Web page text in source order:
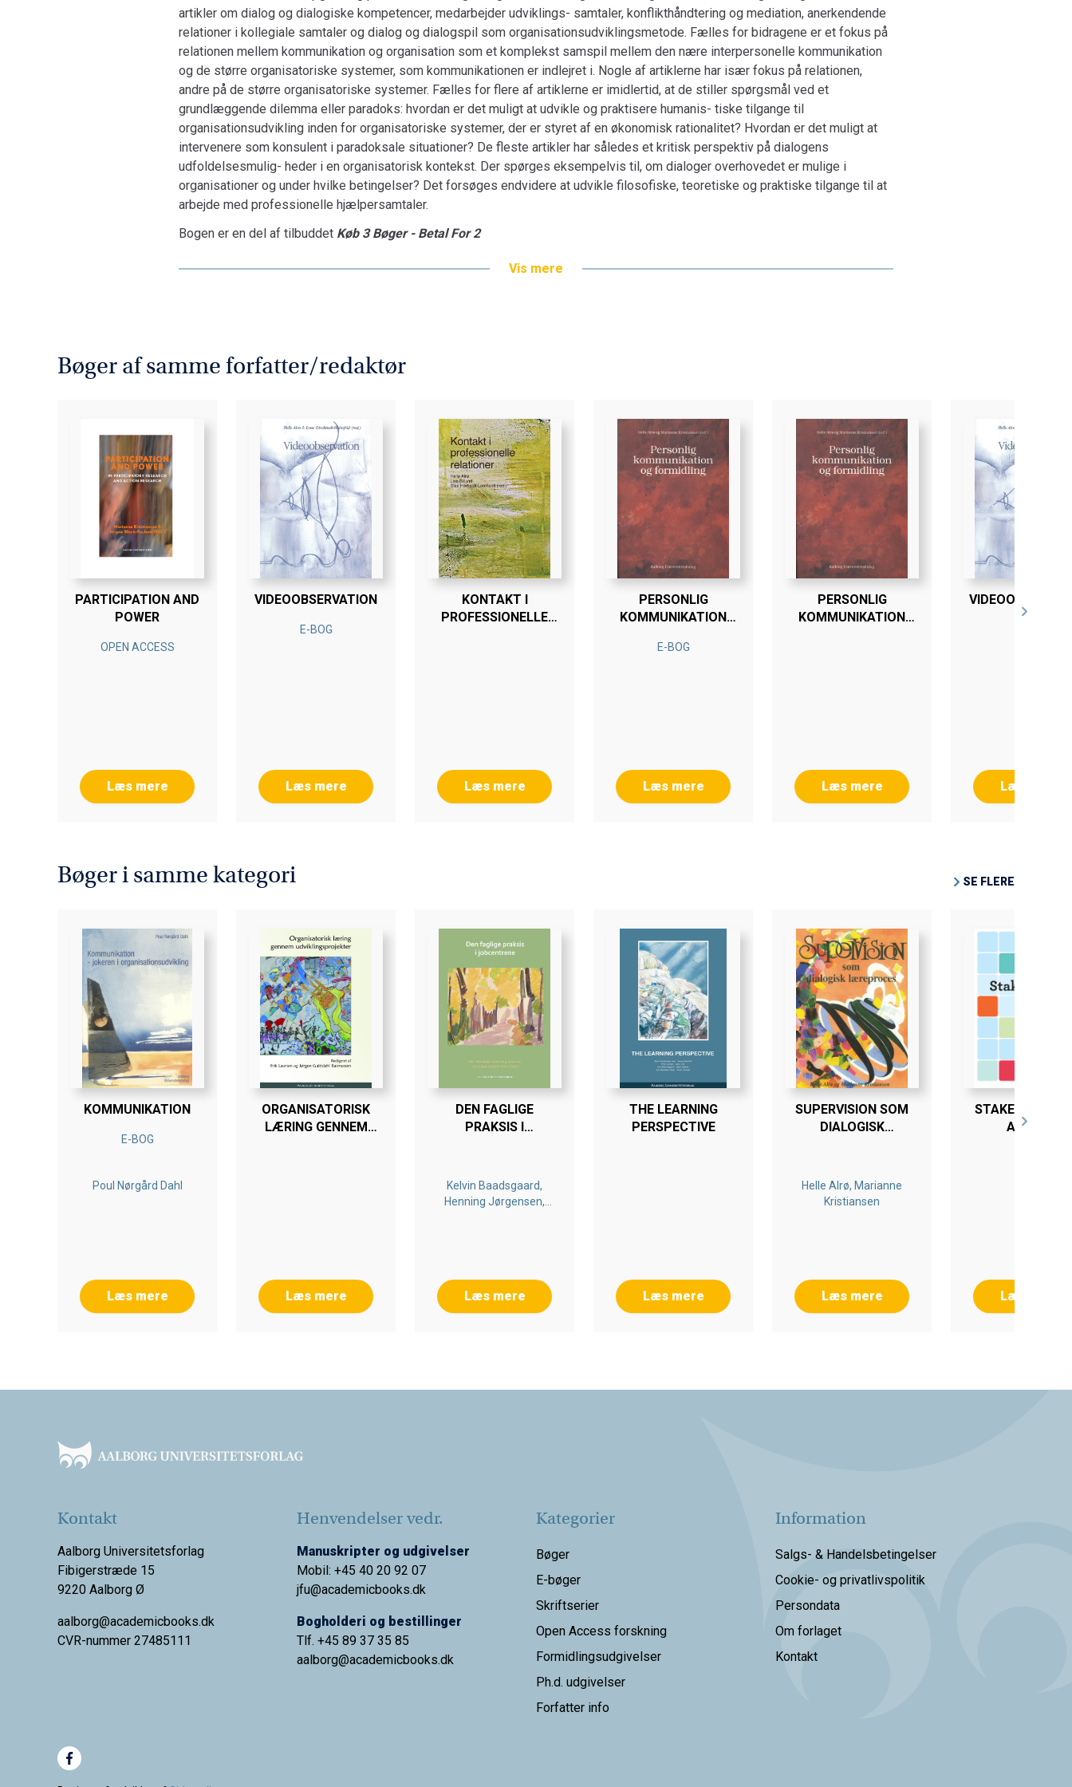
artikler om dialog og dialogiske kompetencer, medarbejder udviklings- samtaler, konflikthåndtering og mediation, anerkendende
relationer i kollegiale samtaler og dialog og dialogspil som organisationsudviklingsmetode. Fælles for bidragene er et fokus på
relationen mellem kommunikation og organisation som et komplekst samspil mellem den nære interpersonelle kommunikation
og de større organisatoriske systemer, som kommunikationen er indlejret i. Nogle af artiklerne har især fokus på relationen,
andre på de større organisatoriske systemer. Fælles for flere af artiklerne er imidlertid, at de stiller spørgsmål ved et
grundlæggende dilemma eller paradoks: hvordan er det muligt at udvikle og praktisere humanis- tiske tilgange til
organisationsudvikling inden for organisatoriske systemer, der er styret af en økonomisk rationalitet? Hvordan er det muligt at
intervenere som konsulent i paradoksale situationer? De fleste artikler har således et kritisk perspektiv på dialogens
udfoldelsesmulig- heder i en organisatorisk kontekst. Der spørges eksempelvis til, om dialoger overhovedet er mulige i
organisationer og under hvilke betingelser? Det forsøges endvidere at udvikle filosofiske, teoretiske og praktiske tilgange til at
arbejde med professionelle hjælpersamtaler.
Bogen er en del af tilbuddet Køb 3 Bøger - Betal For 2
Vis mere
Bøger af samme forfatter/redaktør
PARTICIPATION AND
POWER
OPEN ACCESS
Læs mere
VIDEOOBSERVATION
E-BOG
Læs mere
KONTAKT I
PROFESSIONELLE
Læs mere
PERSONLIG
KOMMUNIKATION
E-BOG
Læs mere
PERSONLIG
KOMMUNIKATION
Læs mere Læs mere
Bøger i samme kategori SE FLERE
KOMMUNIKATION
E-BOG
Poul Nørgård Dahl
Læs mere
ORGANISATORISK
LÆRING GENNEM
Læs mere
DEN FAGLIGE
PRAKSIS I
Kelvin Baadsgaard,
Henning Jørgensen,
Læs mere
THE LEARNING
PERSPECTIVE
Læs mere
SUPERVISION SOM
DIALOGISK
Helle Alrø, Marianne
Kristiansen
Læs mere
ACTION
Læs mere
Kontakt
Aalborg Universitetsforlag
Fibigerstræde 15
9220 Aalborg Ø
aalborg@academicbooks.dk
CVR-nummer 27485111
Henvendelser vedr.
Manuskripter og udgivelser
Mobil: +45 40 20 92 07
jfu@academicbooks.dk
Bogholderi og bestillinger
Tlf. +45 89 37 35 85
aalborg@academicbooks.dk
Kategorier
Bøger
E-bøger
Skriftserier
Open Access forskning
Formidlingsudgivelser
Ph.d. udgivelser
Forfatter info
Information
Salgs- & Handelsbetingelser
Cookie- og privatlivspolitik
Persondata
Om forlaget
Kontakt